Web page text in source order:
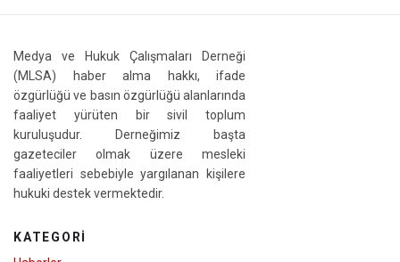
Medya ve Hukuk Çalışmaları Derneği
(MLSA) haber alma hakkı, ifade
özgürlüğü ve basın özgürlüğü alanlarında
faaliyet yürüten bir sivil toplum
kuruluşudur. Derneğimiz başta
gazeteciler olmak üzere mesleki
faaliyetleri sebebiyle yargılanan kişilere
hukuki destek vermektedir.
KATEGORI